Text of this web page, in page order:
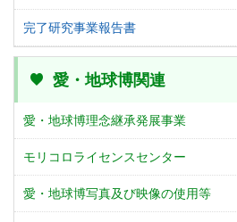
完了研究事業報告書
愛・地球博関連
愛・地球博理念継承発展事業
モリコロライセンスセンター
愛・地球博写真及び映像の使用等